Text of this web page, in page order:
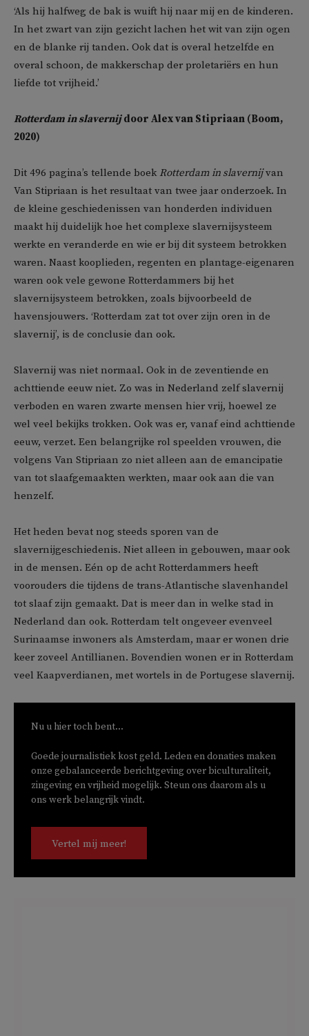
‘Als hij halfweg de bak is wuift hij naar mij en de kinderen.
In het zwart van zijn gezicht lachen het wit van zijn ogen
en de blanke rij tanden. Ook dat is overal hetzelfde en
overal schoon, de makkerschap der proletariërs en hun
liefde tot vrijheid.’
Rotterdam in slavernijdoor Alex van Stipriaan (Boom,
2020)
Dit 496 pagina’s tellende boek Rotterdam in slavernijvan
Van Stipriaan is het resultaat van twee jaar onderzoek. In
de kleine geschiedenissen van honderden individuen
maakt hij duidelijk hoe het complexe slavernijsysteem
werkte en veranderde en wie er bij dit systeem betrokken
waren. Naast kooplieden, regenten en plantage-eigenaren
waren ook vele gewone Rotterdammers bij het
slavernijsysteem betrokken, zoals bijvoorbeeld de
havensjouwers. ‘Rotterdam zat tot over zijn oren in de
slavernij’, is de conclusie dan ook.
Slavernij was niet normaal. Ook in de zeventiende en
achttiende eeuw niet. Zo was in Nederland zelf slavernij
verboden en waren zwarte mensen hier vrij, hoewel ze
wel veel bekijks trokken. Ook was er, vanaf eind achttiende
eeuw, verzet. Een belangrijke rol speelden vrouwen, die
volgens Van Stipriaan zo niet alleen aan de emancipatie
van tot slaafgemaakten werkten, maar ook aan die van
henzelf.
Het heden bevat nog steeds sporen van de
slavernijgeschiedenis. Niet alleen in gebouwen, maar ook
in de mensen. Eén op de acht Rotterdammers heeft
voorouders die tijdens de trans-Atlantische slavenhandel
tot slaaf zijn gemaakt. Dat is meer dan in welke stad in
Nederland dan ook. Rotterdam telt ongeveer evenveel
Surinaamse inwoners als Amsterdam, maar er wonen drie
keer zoveel Antillianen. Bovendien wonen er in Rotterdam
veel Kaapverdianen, met wortels in de Portugese slavernij.
Nu u hier toch bent...
Goede journalistiek kost geld. Leden en donaties maken
onze gebalanceerde berichtgeving over biculturaliteit,
zingeving en vrijheid mogelijk. Steun ons daarom als u
ons werk belangrijk vindt.
Vertel mij meer!